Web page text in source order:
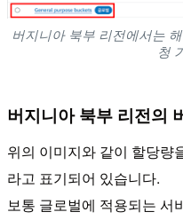
버지니아 북부 리전에서는
청
버지니아 북부 리전의
위의 이미지와 같이 할당량
라고 표기되어 있습니다.
보통 글로벌에 적용되는 서